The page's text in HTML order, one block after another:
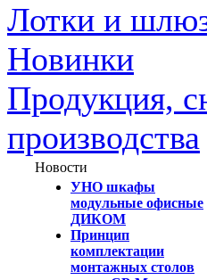
Лотки и
Новинки
Продукция,
производства
Новости
УНО шкафы
модульные офисные
ДИКОМ
Принцип
комплектации
монтажных столов